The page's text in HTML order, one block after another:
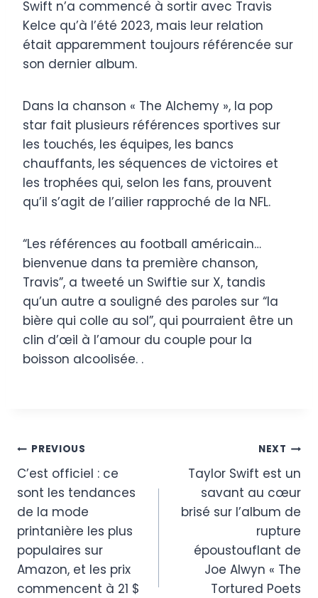
Swift n’a commencé à sortir avec Travis
Kelce qu’à l’été 2023, mais leur relation
était apparemment toujours référencée sur
son dernier album.
Dans la chanson « The Alchemy », la pop
star fait plusieurs références sportives sur
les touchés, les équipes, les bancs
chauffants, les séquences de victoires et
les trophées qui, selon les fans, prouvent
qu’il s’agit de l’ailier rapproché de la NFL.
“Les références au football américain…
bienvenue dans ta première chanson,
Travis”, a tweeté un Swiftie sur X, tandis
qu’un autre a souligné des paroles sur “la
bière qui colle au sol”, qui pourraient être un
clin d’œil à l’amour du couple pour la
boisson alcoolisée. .
Post
navigation
PREVIOUS
C’est officiel : ce
sont les tendances
de la mode
printanière les plus
populaires sur
Amazon, et les prix
commencent à 21 $
NEXT
Taylor Swift est un
savant au cœur
brisé sur l’album de
rupture
époustouflant de
Joe Alwyn « The
Tortured Poets